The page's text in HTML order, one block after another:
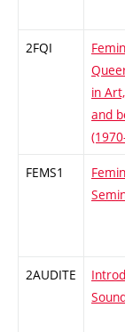
2FQI
in
and
FEMS1
2AUDITE